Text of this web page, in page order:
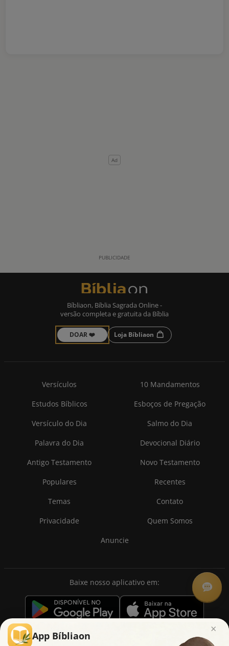
Bíbliaon, Bíblia Sagrada Online -
versão completa e gratuita da Bíblia
DOAR ❤️ Loja Bíbliaon
Versículos
10 Mandamentos
Estudos Bíblicos
Esboços de Pregação
Versículo do Dia
Salmo do Dia
Palavra do Dia
Devocional Diário
Antigo Testamento
Novo Testamento
Populares
Recentes
Temas
Contato
Privacidade
Quem Somos
Anuncie
Baixe nosso aplicativo em:
×
App Bíbliaon